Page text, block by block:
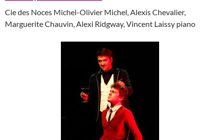
Cie des Noces Michel-Olivier Michel, Alexis Chevalier,
Marguerite Chauvin, Alexi Ridgway, Vincent Laissy piano